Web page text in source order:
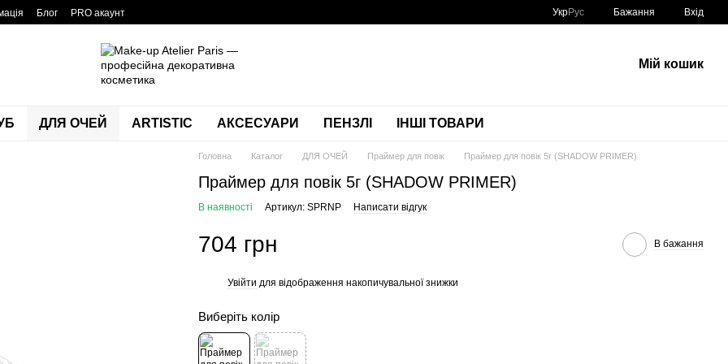
Блог PRO акаунт УкрРус Бажання Вхід
Мій кошик
ДЛЯ ОЧЕЙ ARTISTIC АКСЕСУАРИ ПЕНЗЛІ ІНШІ ТОВАРИ
Головна Каталог ДЛЯ ОЧЕЙ Праймер для повік Праймер для повік 5г (SHADOW PRIMER)
Праймер для повік 5г (SHADOW PRIMER)
В наявності Артикул: SPRNP Написати відгук
704 грн В бажання
Увійти для відображення накопичувальної знижки
Виберіть колір